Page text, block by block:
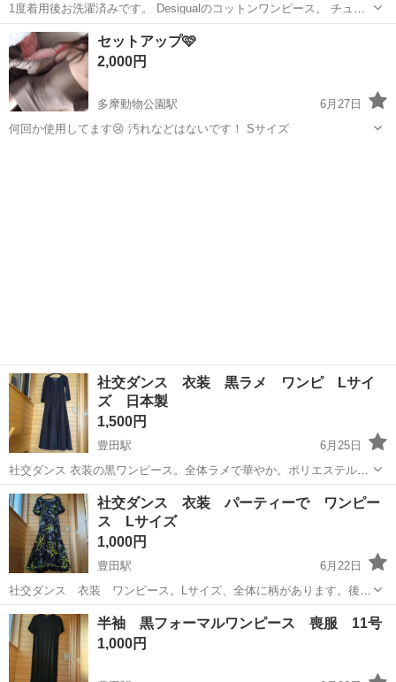
1度着用後お洗濯済みです。 Desigualのコットンワンピース。 チュニ
ックとしても。 自己紹介も必ずご覧下さい。 手渡し価格です。 発送
はしていません。
東京 日野市 日野駅 ワンピース
セットアップ🩷
2,000円
多摩動物公園駅
6月27日
何回か使用してます😢 汚れなどはないです！ Sサイズ
社交ダンス 衣装 黒ラメ ワンピ Lサイ
ズ 日本製
1,500円
豊田駅
6月25日
社交ダンス 衣装の黒ワンピース。全体ラメで華やか。ポリエステル
製、Lサイズ、伸縮性あり、シワになりません。日本製。社交ダンスレ
ッスン、サークル、練習着、パーティーにも使えます。。カラオケや
合唱、舞台衣装としても使えます。総裏...
東京 日野市 豊田駅 ワンピース
社交ダンス 衣装 パーティーで ワンピー
ス Lサイズ
1,000円
豊田駅
6月22日
社交ダンス 衣装 ワンピース。Lサイズ、全体に柄があります。後ろ
ファスナー。裾と袖口にフリルと黄色テープが可愛い。スカートはパ
ニエのような黒裏地の２枚仕立てで、ボリュームあり、回ると大きく
拡がります。豊田駅〜立川駅で受渡し希望。
東京 日野市 豊田駅 ギャザリング
半袖 黒フォーマルワンピース 喪服 11号
1,000円